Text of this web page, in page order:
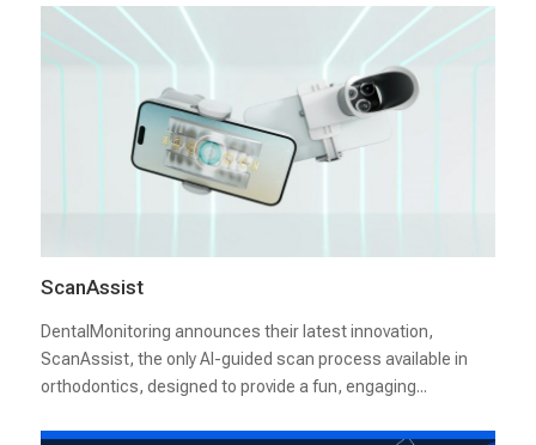
ScanAssist
DentalMonitoring announces their latest innovation,
ScanAssist, the only AI-guided scan process available in
orthodontics, designed to provide a fun, engaging...